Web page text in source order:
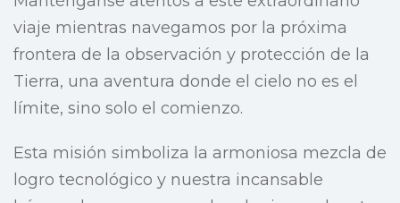
viaje mientras navegamos por la próxima
frontera de la observación y protección de la
Tierra, una aventura donde el cielo no es el
límite, sino solo el comienzo.
Esta misión simboliza la armoniosa mezcla de
logro tecnológico y nuestra incansable